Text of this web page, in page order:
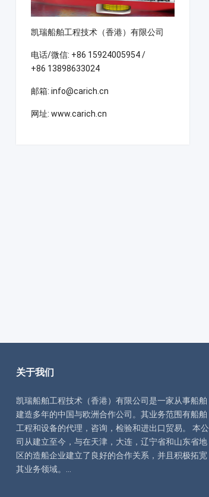
中国国际海事会展Subsea Industries展位N1D3A
凯瑞船舶工程技术（香港）有限公司
电话/微信: +86 15924005954 /
+86 13898633024
邮箱: info@carich.cn
网址: www.carich.cn
关于我们
凯瑞船舶工程技术（香港）有限公司是一家从事船舶
建造多年的中国与欧洲合作公司。其业务范围有船舶
工程和设备的代理，咨询，检验和进出口贸易。 本公
司从建立至今，与在天津，大连，辽宁省和山东省地
区的造船企业建立了良好的合作关系，并且积极拓宽
其业务领域。...